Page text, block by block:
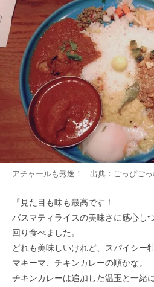
アチャールも秀逸！ 出典： ごっぴご
『見た目も味も最高です！
バスマティライスの美味さに感心し
回り食べました。
どれも美味しいけれど、スパイシー
マキーマ、チキンカレーの順かな。
チキンカレーは追加した温玉と一緒